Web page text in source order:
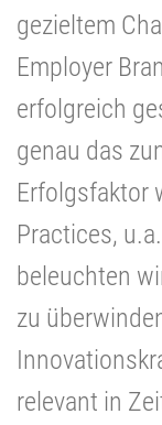
gezieltem
Employer
erfolgreich
genau das
Erfolgsfaktor
Practices,
beleuchten
zu
relevant in